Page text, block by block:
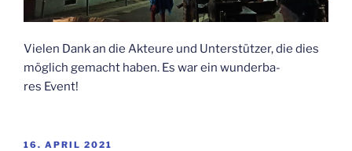
Vie­len Dank an die Akteu­re und Unter­stüt­zer, die dies
mög­lich gemacht haben. Es war ein wun­der­ba­
res Event!
VERÖFFENTLICHT
16. APRIL 2021